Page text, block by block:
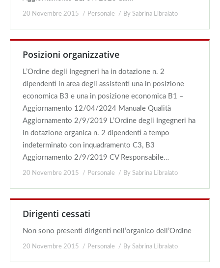
20 Novembre 2015 Personale By Sabrina Libralato
Posizioni organizzative
L’Ordine degli Ingegneri ha in dotazione n. 2
dipendenti in area degli assistenti una in posizione
economica B3 e una in posizione economica B1 –
Aggiornamento 12/04/2024 Manuale Qualità
Aggiornamento 2/9/2019 L’Ordine degli Ingegneri ha
in dotazione organica n. 2 dipendenti a tempo
indeterminato con inquadramento C3, B3
Aggiornamento 2/9/2019 CV Responsabile…
20 Novembre 2015 Personale By Sabrina Libralato
Dirigenti cessati
Non sono presenti dirigenti nell’organico dell’Ordine
20 Novembre 2015 Personale By Sabrina Libralato